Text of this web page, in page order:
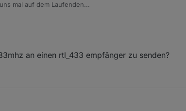
mal auf dem Laufenden...
an einen rtl_433 empfänger zu senden?